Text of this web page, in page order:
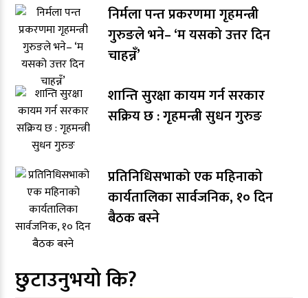
निर्मला पन्त प्रकरणमा गृहमन्त्री
गुरुङले भने– ‘म यसको उत्तर दिन
चाहन्नँ’
शान्ति सुरक्षा कायम गर्न सरकार
सक्रिय छ : गृहमन्त्री सुधन गुरुङ
प्रतिनिधिसभाको एक महिनाको
कार्यतालिका सार्वजनिक, १० दिन
बैठक बस्ने
छुटाउनुभयो कि?